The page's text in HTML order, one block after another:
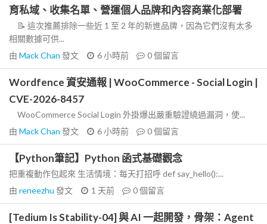
育私域、收集名單、營運個人品牌和內容商業化部署
📝 這次推薦排除一些近 1 至 2 年的新進品牌，因為它們沒有太多
相關數據可供...
由 Mack Chan 發文 6 小時前 0個留言
Wordfence 資安通報 | WooCommerce - Social Login |
CVE-2026-8457
WooCommerce Social Login 外掛爆出嚴重驗證繞過漏洞，使...
由 Mack Chan 發文 6 小時前 0個留言
【Python筆記】Python 函式基礎觀念
把重複動作包起來 生活情境：每天打招呼 def say_hello():...
由 reneezhu 發文 1 天前 0個留言
[Tedium Is Stability-04] 與 AI 一起開發，骨架：Agent